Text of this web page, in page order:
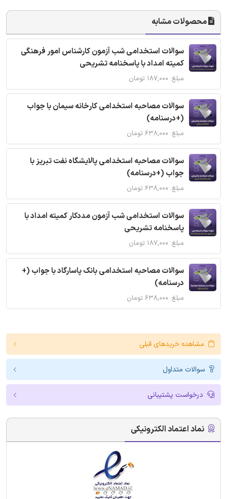
محصولات مشابه
سوالات استخدامی شب آزمون کارشناس امور فرهنگی
کمیته امداد با پاسخنامه تشریحی
مبلغ: ۱۸۷,۰۰۰ تومان
سوالات مصاحبه استخدامی کارخانه سیمان با جواب
(+درسنامه)
مبلغ: ۶۳۸,۰۰۰ تومان
سوالات مصاحبه استخدامی پالایشگاه نفت تبریز با
جواب (+درسنامه)
مبلغ: ۶۳۸,۰۰۰ تومان
سوالات استخدامی شب آزمون مددکار کمیته امداد با
پاسخنامه تشریحی
مبلغ: ۱۸۷,۰۰۰ تومان
سوالات مصاحبه استخدامی بانک پاسارگاد با جواب (+
درسنامه)
مبلغ: ۶۳۸,۰۰۰ تومان
مشاهده خریدهای قبلی
سوالات متداول
درخواست پشتیبانی
نماد اعتماد الکترونیکی